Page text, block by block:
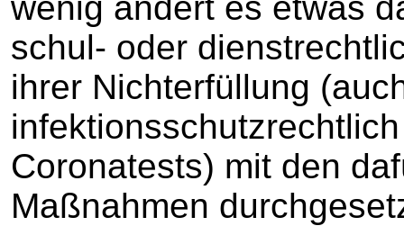
schul- oder
ihrer Nichterfüllung
Coronatests) mit den
Maßnahmen